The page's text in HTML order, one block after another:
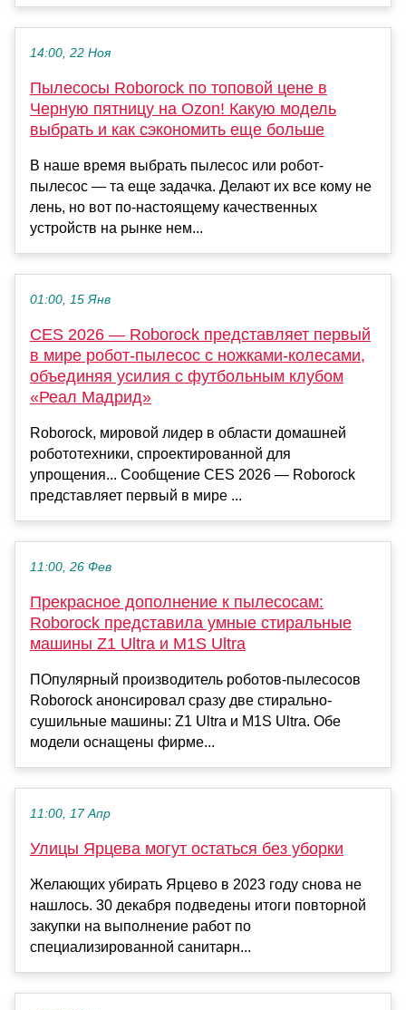
14:00, 22 Ноя
Пылесосы Roborock по топовой цене в
Черную пятницу на Ozon! Какую модель
выбрать и как сэкономить еще больше
В наше время выбрать пылесос или робот-
пылесос — та еще задачка. Делают их все кому не
лень, но вот по-настоящему качественных
устройств на рынке нем...
01:00, 15 Янв
CES 2026 — Roborock представляет первый
в мире робот-пылесос с ножками-колесами,
объединяя усилия с футбольным клубом
«Реал Мадрид»
Roborock, мировой лидер в области домашней
робототехники, спроектированной для
упрощения... Сообщение CES 2026 — Roborock
представляет первый в мире ...
11:00, 26 Фев
Прекрасное дополнение к пылесосам:
Roborock представила умные стиральные
машины Z1 Ultra и M1S Ultra
ПОпулярный производитель роботов-пылесосов
Roborock анонсировал сразу две стирально-
сушильные машины: Z1 Ultra и M1S Ultra. Обе
модели оснащены фирме...
11:00, 17 Апр
Улицы Ярцева могут остаться без уборки
Желающих убирать Ярцево в 2023 году снова не
нашлось. 30 декабря подведены итоги повторной
закупки на выполнение работ по
специализированной санитарн...